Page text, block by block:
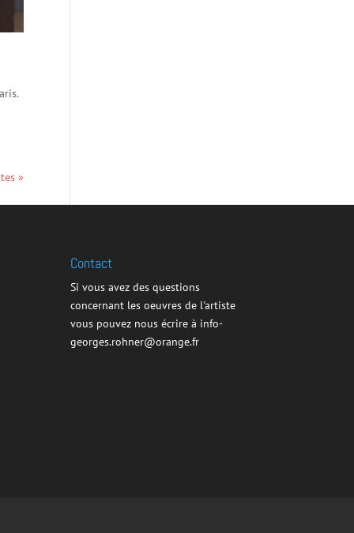
»
Contact
Si vous avez des questions
concernant les oeuvres de l'artiste
vous pouvez nous écrire à info-
georges.rohner@orange.fr